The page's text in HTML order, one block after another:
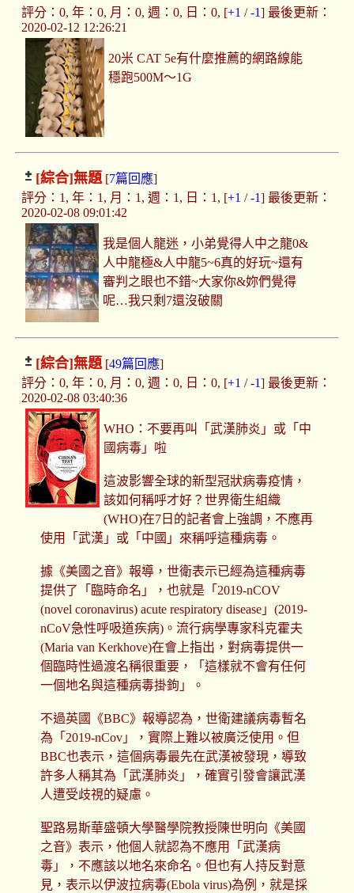
評分：0, 年：0, 月：0, 週：0, 日：0, [+1 /-1] 最後更新：
2020-02-12 12:26:21
20米 CAT 5e有什麼推薦的網路線能
穩跑500M～1G
[綜合]無題[7篇回應]
評分：1, 年：1, 月：1, 週：1, 日：1, [+1 /-1] 最後更新：
2020-02-08 09:01:42
我是個人龍迷，小弟覺得人中之龍0&
人中龍極&人中龍5~6真的好玩~還有
審判之眼也不錯~大家你&妳們覺得
呢…我只剩7還沒破關
[綜合]無題[49篇回應]
評分：0, 年：0, 月：0, 週：0, 日：0, [+1 /-1] 最後更新：
2020-02-08 03:40:36
WHO：不要再叫「武漢肺炎」或「中
國病毒」啦
這波影響全球的新型冠狀病毒疫情，
該如何稱呼才好？世界衛生組織
(WHO)在7日的記者會上強調，不應再
使用「武漢」或「中國」來稱呼這種病毒。
據《美國之音》報導，世衛表示已經為這種病毒
提供了「臨時命名」，也就是「2019-nCOV
(novel coronavirus) acute respiratory disease」(2019-
nCoV急性呼吸道疾病)。流行病學專家科克霍夫
(Maria van Kerkhove)在會上指出，對病毒提供一
個臨時性過渡名稱很重要，「這樣就不會有任何
一個地名與這種病毒掛鉤」。
不過英國《BBC》報導認為，世衛建議病毒暫名
為「2019-nCov」，實際上難以被廣泛使用。但
BBC也表示，這個病毒最先在武漢被發現，導致
許多人稱其為「武漢肺炎」，確實引發會讓武漢
人遭受歧視的疑慮。
聖路易斯華盛頓大學醫學院教授陳世明向《美國
之音》表示，他個人就認為不應用「武漢病
毒」，不應該以地名來命名。但也有人持反對意
見，表示以伊波拉病毒(Ebola virus)為例，就是採